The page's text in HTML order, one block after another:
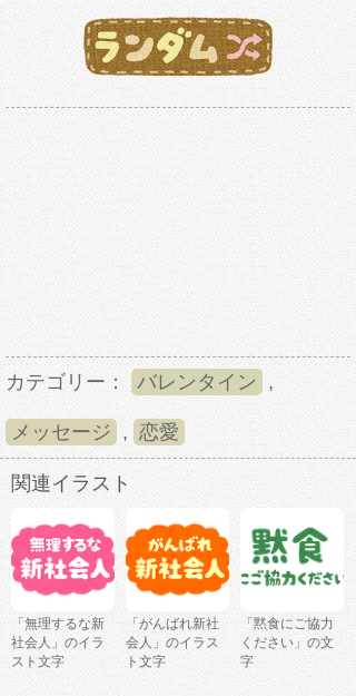
カテゴリー： バレンタイン ,
メッセージ , 恋愛
関連イラスト
「無理するな新
社会人」のイラ
スト文字
「がんばれ新社
会人」のイラス
ト文字
「黙食にご協力
ください」の文
字